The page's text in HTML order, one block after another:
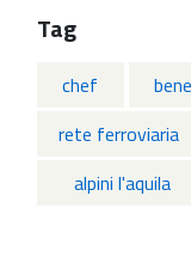
Tag
chef
rete ferroviaria
alpini l'aquila